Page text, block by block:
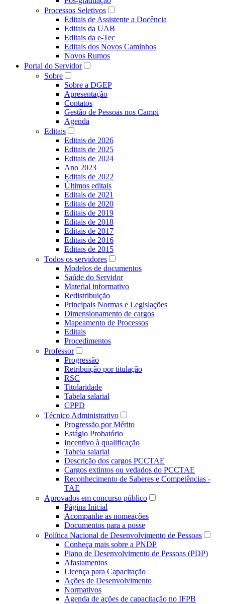
Processos Seletivos
Editais de Assistente a Docência
Editais da UAB
Editais da e-Tec
Editais dos Novos Caminhos
Novos Rumos
Portal do Servidor
Sobre
Sobre a DGEP
Apresentação
Contatos
Gestão de Pessoas nos Campi
Agenda
Editais
Editais de 2026
Editais de 2025
Editais de 2024
Ano 2023
Editais de 2022
Últimos editais
Editais de 2021
Editais de 2020
Editais de 2019
Editais de 2018
Editais de 2017
Editais de 2016
Editais de 2015
Todos os servidores
Modelos de documentos
Saúde do Servidor
Material informativo
Redistribuição
Principais Normas e Legislações
Dimensionamento de cargos
Mapeamento de Processos
Editais
Procedimentos
Professor
Progressão
Retribuição por titulação
RSC
Titularidade
Tabela salarial
CPPD
Técnico Administrativo
Progressão por Mérito
Estágio Probatório
Incentivo à qualificação
Tabela salarial
Descrição dos cargos PCCTAE
Cargos extintos ou vedados do PCCTAE
Reconhecimento de Saberes e Competências -
TAE
Aprovados em concurso público
Página Inicial
Acompanhe as nomeações
Documentos para a posse
Política Nacional de Desenvolvimento de Pessoas
Conheça mais sobre a PNDP
Plano de Desenvolvimento de Pessoas (PDP)
Afastamentos
Licença para Capacitação
Ações de Desenvolvimento
Normativos
Agenda de ações de capacitação no IFPB